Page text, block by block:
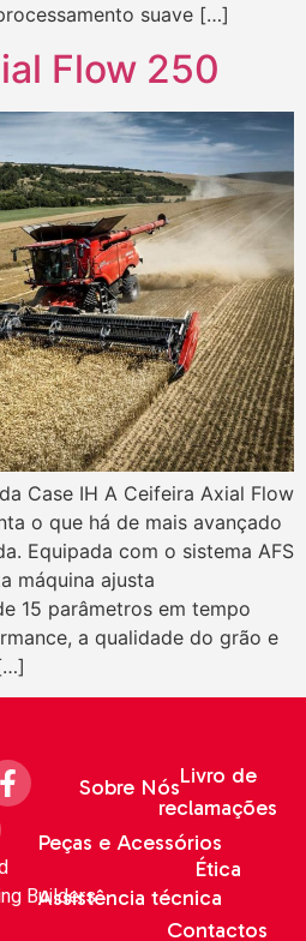
suave […]
Flow 250
Case IH A Ceifeira Axial Flow
o que há de mais avançado
Equipada com o sistema AFS
máquina ajusta
15 parâmetros em tempo
a qualidade do grão e
Sobre Nós
Peças e Acessórios
Assistência técnica
Livro de
reclamações
Ética
Contactos
Builders